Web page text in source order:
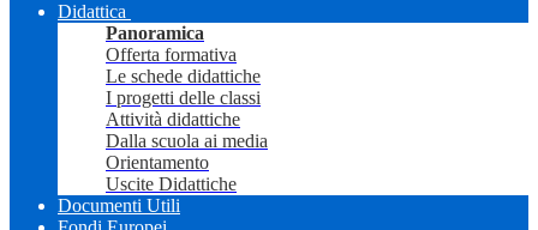
Didattica
Panoramica
Offerta formativa
Le schede didattiche
I progetti delle classi
Attività didattiche
Dalla scuola ai media
Orientamento
Uscite Didattiche
Documenti Utili